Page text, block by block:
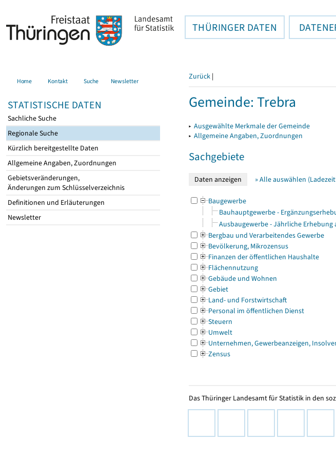
THÜRINGER DATEN
Home Kontakt Suche Newsletter
STATISTISCHE DATEN
Sachliche Suche
Regionale Suche
Kürzlich bereitgestellte Daten
Allgemeine Angaben, Zuordnungen
Gebietsveränderungen,
Änderungen zum Schlüsselverzeichnis
Definitionen und Erläuterungen
Newsletter
Zurück |
Gemeinde: Trebra
▸ Ausgewählte Merkmale der Gemeinde
▸ Allgemeine Angaben, Zuordnungen
Sachgebiete
» Alle auswählen
Baugewerbe
Bauhauptgewerbe -
Ausbaugewerbe - Jährliche Erhebung
Bergbau und Verarbeitendes Gewerbe
Bevölkerung, Mikrozensus
Finanzen der öffentlichen Haushalte
Flächennutzung
Gebäude und Wohnen
Gebiet
Land- und Forstwirtschaft
Personal im öffentlichen Dienst
Steuern
Umwelt
Unternehmen, Gewerbeanzeigen,
Zensus
Das Thüringer Landesamt für Statistik in den